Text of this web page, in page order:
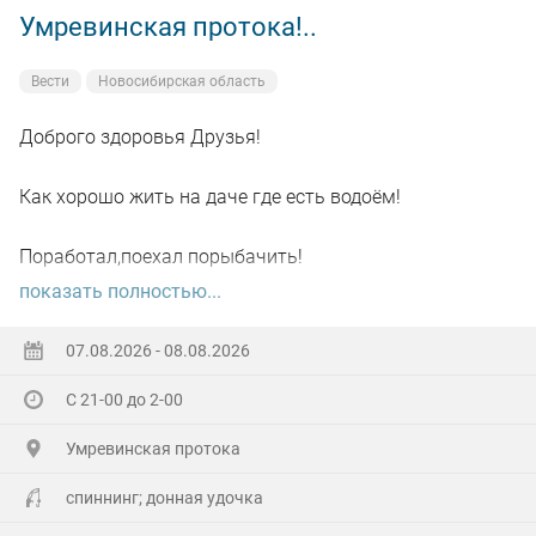
Умревинская протока!..
Вести Новосибирская область
Доброго здоровья Друзья!
Как хорошо жить на даче где есть водоём!
Поработал,поехал порыбачить!
поработал"цирюльником" 😂в теплицах!
А вечером захотелось повторить предыдущее "ночное
рандеву"!
Прибыл на берег в девять часов,и что я вижу 😲,
показать полностью...
07.08.2026 - 08.08.2026
С 21-00 до 2-00
Умревинская протока
спиннинг; донная удочка